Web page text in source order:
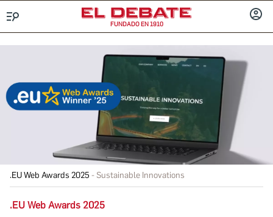
FUNDADO EN 1910
.EU Web Awards 2025 Sustainable Innovations
.EU Web Awards 2025